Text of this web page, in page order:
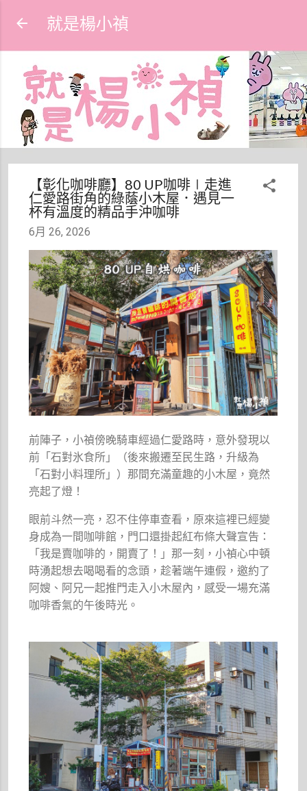
跳到主要內容
就是楊小禎
【彰化咖啡廳】80 UP咖啡∣走進
仁愛路街角的綠蔭小木屋．遇見一
杯有溫度的精品手沖咖啡
6月 26, 2026
前陣子，小禎傍晚騎車經過仁愛路時，意外發現以
前「石對氷食所」（後來搬遷至民生路，升級為
「石對小料理所」）那間充滿童趣的小木屋，竟然
亮起了燈！
眼前斗然一亮，忍不住停車查看，原來這裡已經變
身成為一間咖啡館，門口還掛起紅布條大聲宣告：
「我是賣咖啡的，開賣了！」那一刻，小禎心中頓
時湧起想去喝喝看的念頭，趁著端午連假，邀約了
阿嫂、阿兄一起推門走入小木屋內，感受一場充滿
咖啡香氣的午後時光。